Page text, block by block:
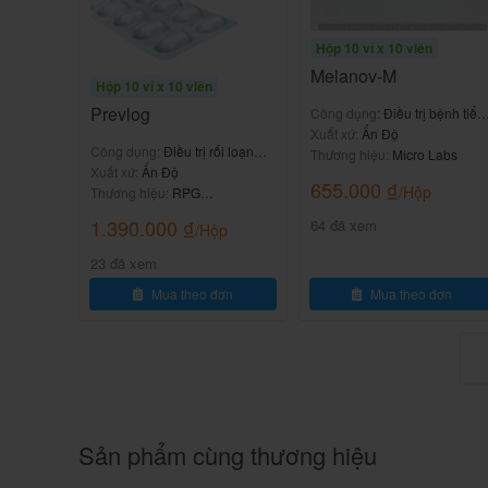
-Hạ huyết áp.
-Nấm, viêm âm đạo, âm hộ.
-Viêm quy đầu, và các loại nhiễm khuẩn
-Ngứa.
-Giảm thể tích.
-Tăng lipid huyết thanh.
Hộp 10 vỉ x 10 viên
Prevlog
Công dụng: Điều trị rối loạn
chuyển hóa protein
Xuất xứ: Ấn Độ
Thương hiệu: RPG
1.390.000 ₫/Hộp
23 đã xem
Mua theo đơn
Hộp 10 vỉ x 10 viên
Melanov-M
Công dụng: Điều trị bệnh tiểu
đường
Xuất xứ: Ấn Độ
Thương hiệu: Micro Labs
655.000 ₫/Hộp
64 đã xem
Mua theo đơn
Sản phẩm cùng thương hiệu